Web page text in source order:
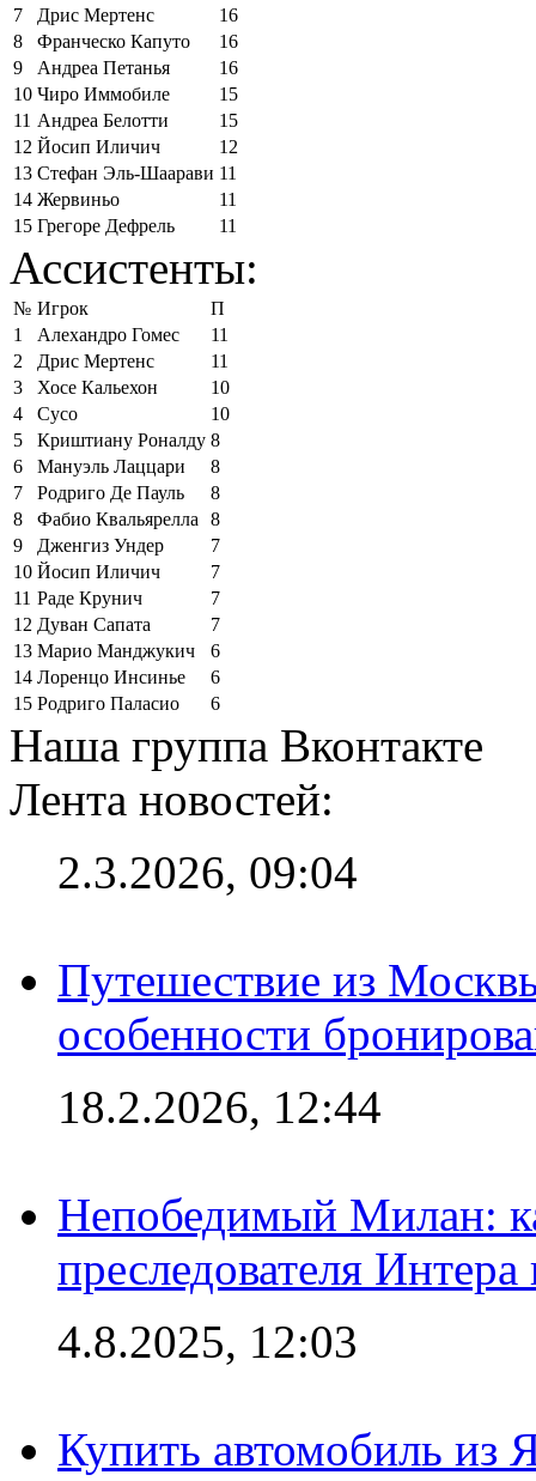
7
Дрис Мертенс
16
8
Франческо Капуто
16
9
Андреа Петанья
16
10 Чиро Иммобиле
15
11 Андреа Белотти
15
12 Йосип Иличич
12
13 Стефан Эль-Шаарави 11
14 Жервиньо
11
15 Грегоре Дефрель 11
Ассистенты:
№ Игрок
П
1
Алехандро Гомес
11
2
Дрис Мертенс
11
3
Хосе Кальехон
10
4
Сусо
10
5
Криштиану Роналду 8
6
Мануэль Лаццари
8
7
Родриго Де Пауль
8
8
Фабио Квальярелла
8
9
Дженгиз Ундер
7
10 Йосип Иличич
7
11 Раде Крунич
7
12 Дуван Сапата
7
13 Марио Манджукич
6
14 Лоренцо Инсинье
6
15 Родриго Паласио 6
Наша группа Вконтакте
Лента новостей:
2.3.2026, 09:04
Путешествие из
особенности
18.2.2026, 12:44
Непобедимый Милан:
преследователя
4.8.2025, 12:03
Купить автомобиль из